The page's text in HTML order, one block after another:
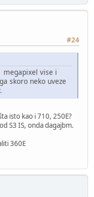
#24
megapixel vise i
skoro neko uveze
isto kao i 710, 250E?
S3 IS, onda dagajbm.
360E